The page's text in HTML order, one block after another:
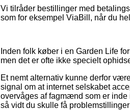
Vi tilråder bestillinger med
som for eksempel ViaBill, når du
Inden folk køber i en Garden Life
men det er ofte ikke specielt
Et nemt alternativ kunne derfor
signal om at internet selskabet
overvåges af fagmænd som er
så vidt du skulle få